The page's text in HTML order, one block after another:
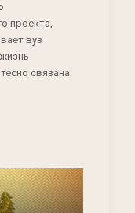
проекта,
вуз
связана